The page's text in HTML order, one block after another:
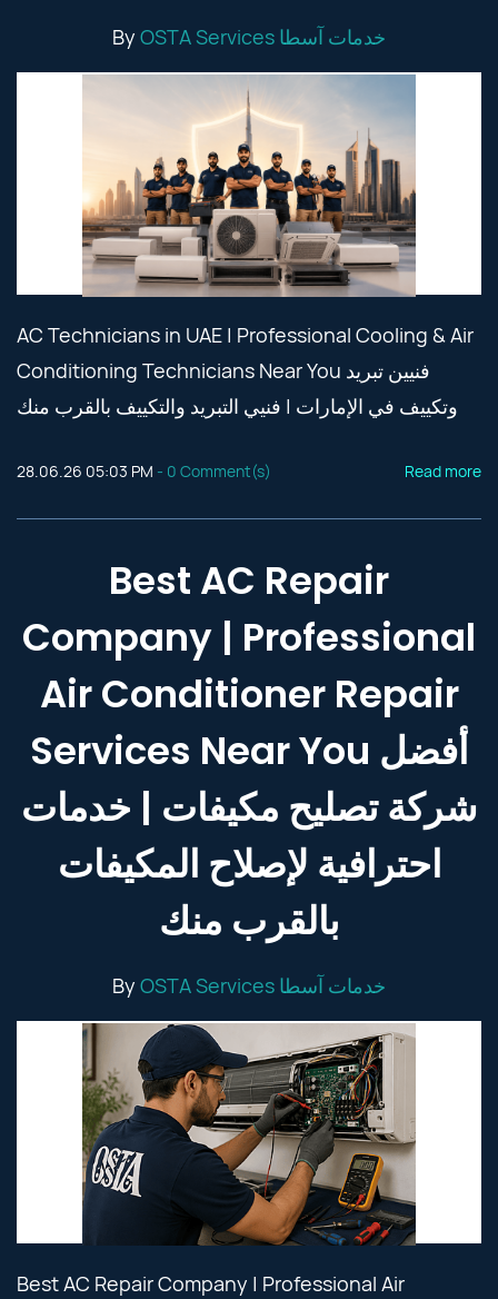
By OSTA Services خدمات آسطا
AC Technicians in UAE | Professional Cooling & Air
Conditioning Technicians Near You فنيين تبريد
وتكييف في الإمارات | فنيي التبريد والتكييف بالقرب منك
28.06.26 05:03 PM - 0 Comment(s) Read more
Best AC Repair
Company | Professional
Air Conditioner Repair
Services Near You أفضل
شركة تصليح مكيفات | خدمات
احترافية لإصلاح المكيفات
بالقرب منك
By OSTA Services خدمات آسطا
Best AC Repair Company | Professional Air